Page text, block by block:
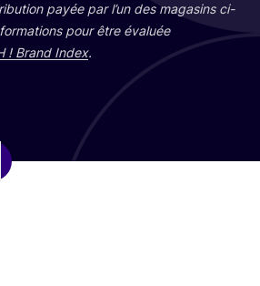
payée par l’un des maga­sins ci-
pour être éva­luée
! Brand Index.